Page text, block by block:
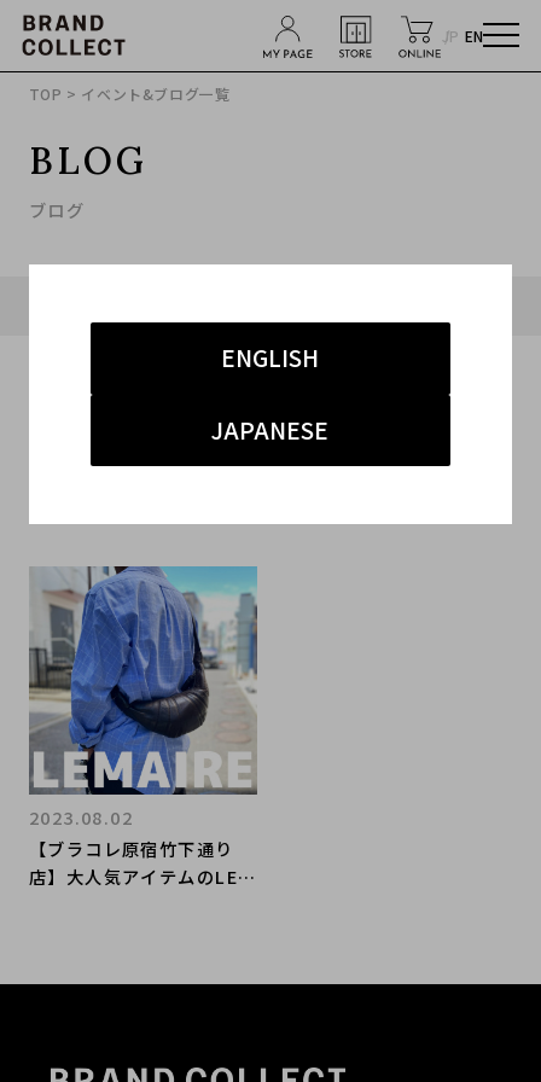
JP EN
ENGLISH
JAPANESE
TOP > イベント&ブログ一覧
BLOG
ブログ
【ブラコレ原宿竹下通り
店】大人気アイテムのLEM
2023.08.02